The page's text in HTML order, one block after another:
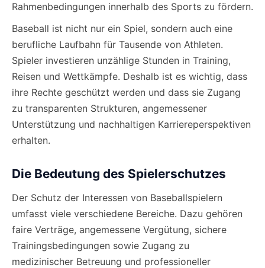
Rahmenbedingungen innerhalb des Sports zu fördern.
Baseball ist nicht nur ein Spiel, sondern auch eine
berufliche Laufbahn für Tausende von Athleten.
Spieler investieren unzählige Stunden in Training,
Reisen und Wettkämpfe. Deshalb ist es wichtig, dass
ihre Rechte geschützt werden und dass sie Zugang
zu transparenten Strukturen, angemessener
Unterstützung und nachhaltigen Karriereperspektiven
erhalten.
Die Bedeutung des Spielerschutzes
Der Schutz der Interessen von Baseballspielern
umfasst viele verschiedene Bereiche. Dazu gehören
faire Verträge, angemessene Vergütung, sichere
Trainingsbedingungen sowie Zugang zu
medizinischer Betreuung und professioneller